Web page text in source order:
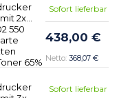
2x
550
65%
Sofort lieferbar
438,00 €
368,07 €
Sofort lieferbar